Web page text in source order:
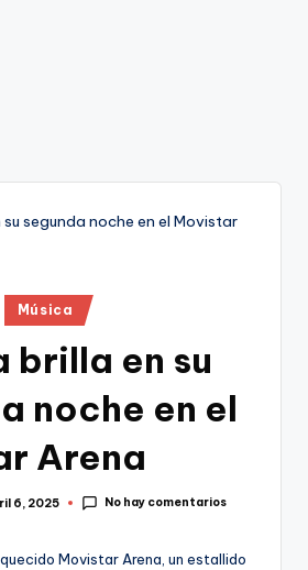
Música
brilla en su
noche en el
Arena
6, 2025 No hay comentarios
Movistar Arena, un estallido